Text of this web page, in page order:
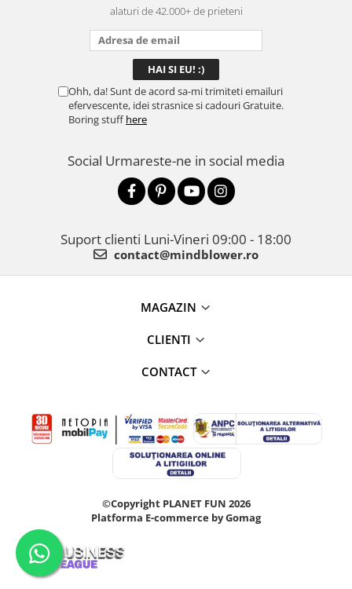
alaturi de 42.000+ de prieteni
Ohh, da! Sunt de acord sa-mi trimiteti emailuri
efervescente, idei strasnice si cadouri Gratuite.
Boring stuffhere
Social Urmareste-ne in social media
Suport clienti Luni-Vineri 09:00 - 18:00
contact@mindblower.ro
MAGAZIN
CLIENTI
CONTACT
©Copyright PLANET FUN 2026
Platforma E-commerce by Gomag